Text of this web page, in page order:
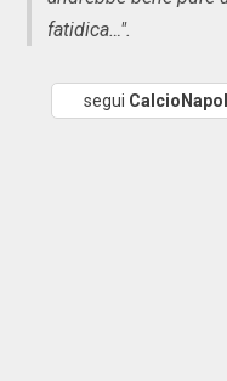
fatidica…".
segui